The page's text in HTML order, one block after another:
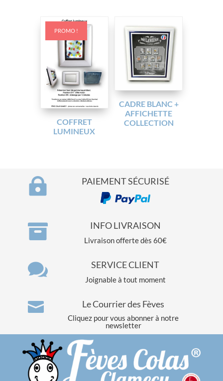
PROMO !
COFFRET
LUMINEUX
CADRE BLANC +
AFFICHETTE
COLLECTION
 PAIEMENT SÉCURISÉ
 INFO LIVRAISON
Livraison offerte dès 60€
 SERVICE CLIENT
Joignable à tout moment
 Le Courrier des Fèves
Cliquez pour vous abonner à notre
newsletter